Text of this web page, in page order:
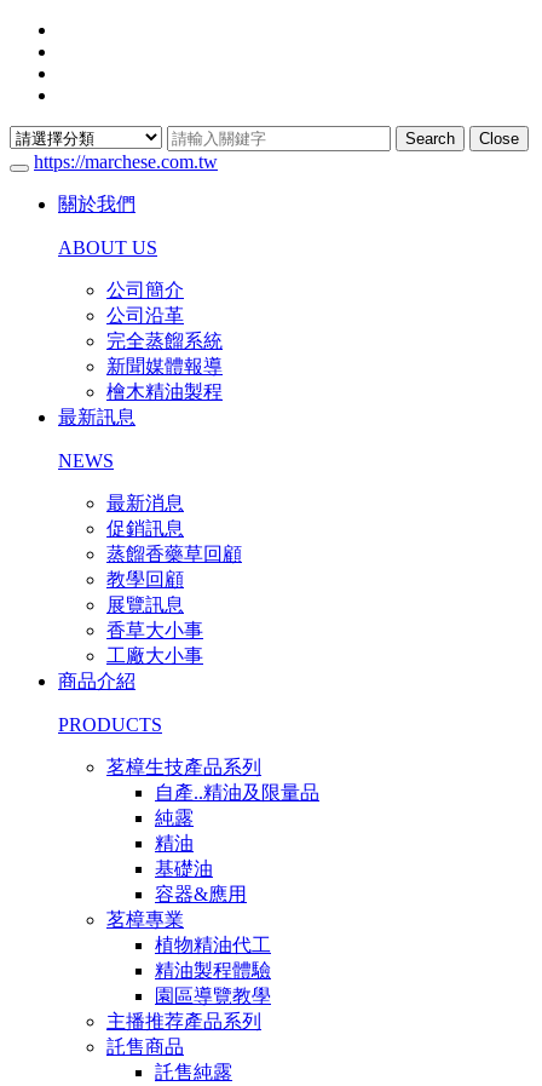
Search Close
https://marchese.com.tw
關於我們
ABOUT US
公司簡介
公司沿革
完全蒸餾系統
新聞媒體報導
檜木精油製程
最新訊息
NEWS
最新消息
促銷訊息
蒸餾香藥草回顧
教學回顧
展覽訊息
香草大小事
工廠大小事
商品介紹
PRODUCTS
茗樟生技產品系列
自產..精油及限量品
純露
精油
基礎油
容器&應用
茗樟專業
植物精油代工
精油製程體驗
園區導覽教學
主播推荐產品系列
託售商品
託售純露